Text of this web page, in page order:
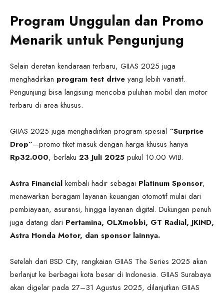
Program Unggulan dan Promo
Menarik untuk Pengunjung
Selain deretan kendaraan terbaru, GIIAS 2025 juga
menghadirkan program test drive yang lebih variatif.
Pengunjung bisa langsung mencoba puluhan mobil dan motor
terbaru di area khusus.
GIIAS 2025 juga menghadirkan program spesial “Surprise
Drop”—promo tiket masuk dengan harga khusus hanya
Rp32.000, berlaku 23 Juli 2025 pukul 10.00 WIB.
Astra Financial kembali hadir sebagai Platinum Sponsor,
menawarkan beragam layanan keuangan otomotif mulai dari
pembiayaan, asuransi, hingga layanan digital. Dukungan penuh
juga datang dari Pertamina, OLXmobbi, GT Radial, JKIND,
Astra Honda Motor, dan sponsor lainnya.
Setelah dari BSD City, rangkaian GIIAS The Series 2025 akan
berlanjut ke berbagai kota besar di Indonesia. GIIAS Surabaya
akan digelar pada 27–31 Agustus 2025, dilanjutkan GIIAS